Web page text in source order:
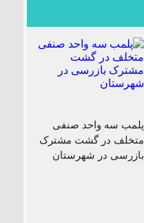
پلمب سه واحد صنفی
متخلف در گشت مشترک
بازرسی در شهرستان